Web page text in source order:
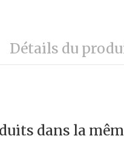
Détails du
dans la